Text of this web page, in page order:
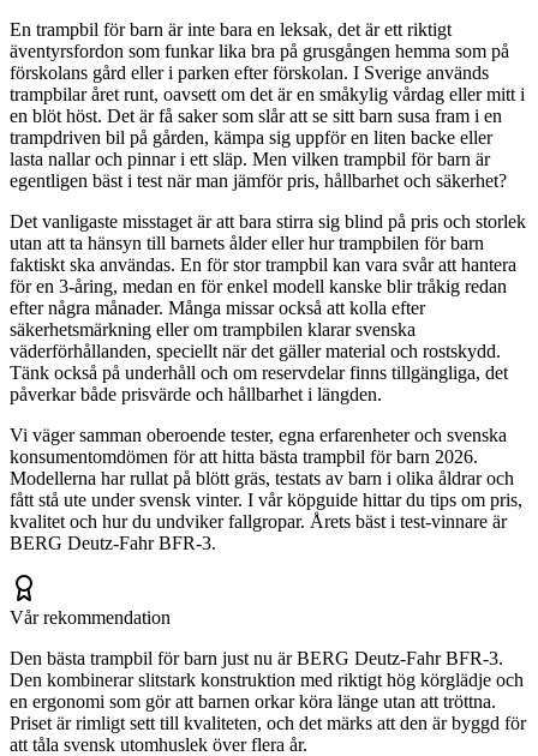
En trampbil för barn är inte bara en leksak, det är ett riktigt
äventyrsfordon som funkar lika bra på grusgången hemma som på
förskolans gård eller i parken efter förskolan. I Sverige används
trampbilar året runt, oavsett om det är en småkylig vårdag eller mitt i
en blöt höst. Det är få saker som slår att se sitt barn susa fram i en
trampdriven bil på gården, kämpa sig uppför en liten backe eller
lasta nallar och pinnar i ett släp. Men vilken trampbil för barn är
egentligen bäst i test när man jämför pris, hållbarhet och säkerhet?
Det vanligaste misstaget är att bara stirra sig blind på pris och storlek
utan att ta hänsyn till barnets ålder eller hur trampbilen för barn
faktiskt ska användas. En för stor trampbil kan vara svår att hantera
för en 3-åring, medan en för enkel modell kanske blir tråkig redan
efter några månader. Många missar också att kolla efter
säkerhetsmärkning eller om trampbilen klarar svenska
väderförhållanden, speciellt när det gäller material och rostskydd.
Tänk också på underhåll och om reservdelar finns tillgängliga, det
påverkar både prisvärde och hållbarhet i längden.
Vi väger samman oberoende tester, egna erfarenheter och svenska
konsumentomdömen för att hitta bästa trampbil för barn 2026.
Modellerna har rullat på blött gräs, testats av barn i olika åldrar och
fått stå ute under svensk vinter. I vår köpguide hittar du tips om pris,
kvalitet och hur du undviker fallgropar. Årets bäst i test-vinnare är
BERG Deutz-Fahr BFR-3.
Vår rekommendation
Den bästa trampbil för barn just nu är BERG Deutz-Fahr BFR-3.
Den kombinerar slitstark konstruktion med riktigt hög körglädje och
en ergonomi som gör att barnen orkar köra länge utan att tröttna.
Priset är rimligt sett till kvaliteten, och det märks att den är byggd för
att tåla svensk utomhuslek över flera år.